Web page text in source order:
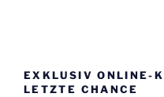
EXKLUSIV ONLINE-
LETZTE CHANCE